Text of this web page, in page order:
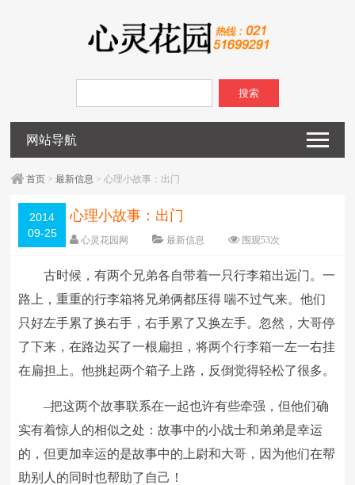
搜索
网站导航
首页 >最新信息 > 心理小故事：出门
2014
09-25
心理小故事：出门
心灵花园网 最新信息 围观53次
字体：大 中 小
古时候，有两个兄弟各自带着一只行李箱出远门。一
路上，重重的行李箱将兄弟俩都压得 喘不过气来。他们
只好左手累了换右手，右手累了又换左手。忽然，大哥停
了下来，在路边买了一根扁担，将两个行李箱一左一右挂
在扁担上。他挑起两个箱子上路，反倒觉得轻松了很多。
–把这两个故事联系在一起也许有些牵强，但他们确
实有着惊人的相似之处：故事中的小战士和弟弟是幸运
的，但更加幸运的是故事中的上尉和大哥，因为他们在帮
助别人的同时也帮助了自己！